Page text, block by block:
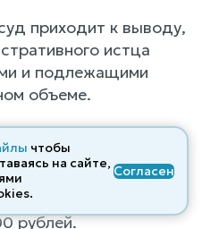
приходит к выводу,
истца
и подлежащими
объеме.
КАС РФс
бюджета, исходя
требований,
рублей.
чтобы
на сайте, Согласен